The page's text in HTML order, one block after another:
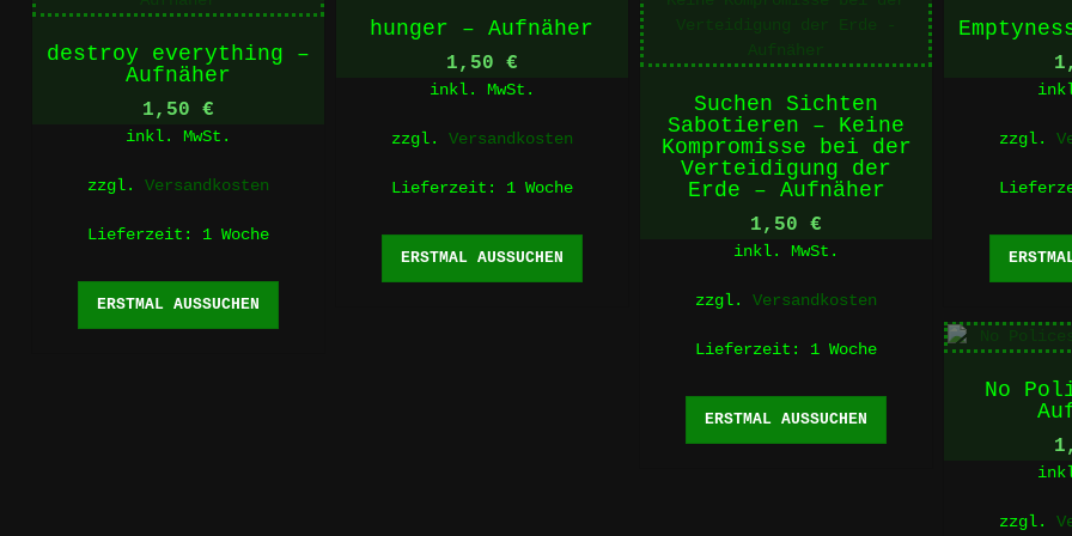
destroy everything –
Aufnäher
1,50 €
inkl. MwSt.
zzgl. Versandkosten
Lieferzeit: 1 Woche
ERSTMAL AUSSUCHEN
Dieses
weist
hunger – Aufnäher
1,50 €
inkl. MwSt.
zzgl. Versandkosten
Lieferzeit: 1 Woche
ERSTMAL AUSSUCHEN
Dieses
weist
Suchen Sichten
Sabotieren – Keine
Kompromisse bei der
Verteidigung der
Erde – Aufnäher
1,50€
inkl. MwSt.
zzgl.Versandkosten
Lieferzeit: 1 Woche
ERSTMAL AUSSUCHEN
Dieses
weist
zzgl.
No
zzgl.